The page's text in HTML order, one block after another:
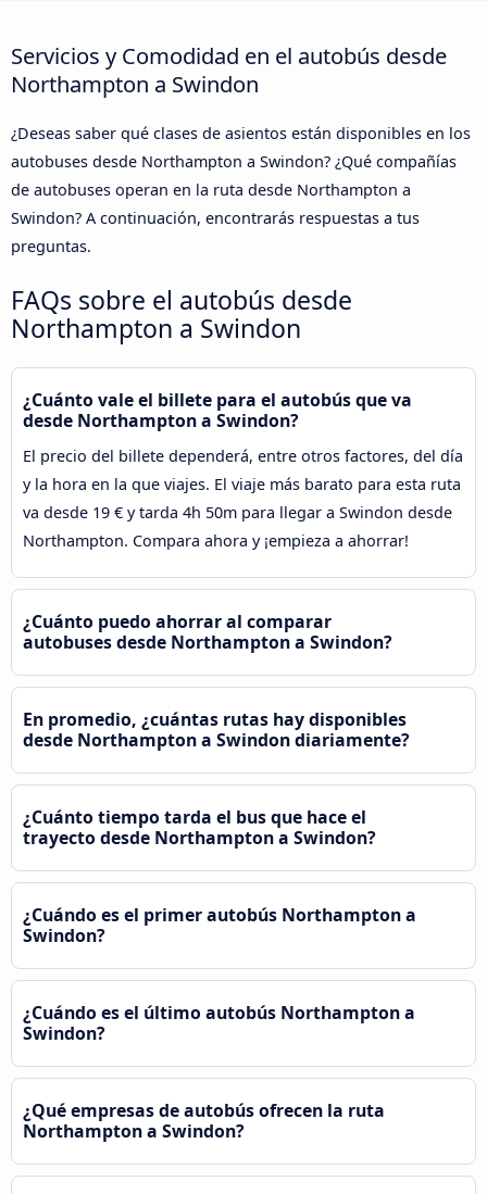
Servicios y Comodidad en el autobús desde
Northampton a Swindon
¿Deseas saber qué clases de asientos están disponibles en los
autobuses desde Northampton a Swindon? ¿Qué compañías
de autobuses operan en la ruta desde Northampton a
Swindon? A continuación, encontrarás respuestas a tus
preguntas.
FAQs sobre el autobús desde
Northampton a Swindon
¿Cuánto vale el billete para el autobús que va
desde Northampton a Swindon?
El precio del billete dependerá, entre otros factores, del día
y la hora en la que viajes. El viaje más barato para esta ruta
va desde 19 € y tarda 4h 50m para llegar a Swindon desde
Northampton. Compara ahora y ¡empieza a ahorrar!
¿Cuánto puedo ahorrar al comparar
autobuses desde Northampton a Swindon?
En promedio, ¿cuántas rutas hay disponibles
desde Northampton a Swindon diariamente?
¿Cuánto tiempo tarda el bus que hace el
trayecto desde Northampton a Swindon?
¿Cuándo es el primer autobús Northampton a
Swindon?
¿Cuándo es el último autobús Northampton a
Swindon?
¿Qué empresas de autobús ofrecen la ruta
Northampton a Swindon?